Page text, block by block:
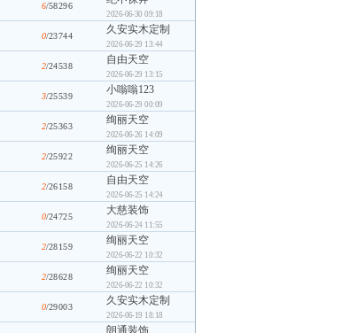
6/58296
2026-06-30 09:18
0/23744 久安实木定制
2026-06-29 13:44
2/24538 自由天空
2026-06-29 13:15
3/25539 小嗡嗡123
2026-06-29 00:09
2/25363 绚丽天空
2026-06-26 14:09
2/25922 绚丽天空
2026-06-25 14:26
2/26158 自由天空
2026-06-25 14:24
0/24725 大慈装饰
2026-06-24 11:55
2/28159 绚丽天空
2026-06-22 10:32
2/28628 绚丽天空
2026-06-22 10:32
0/29003 久安实木定制
2026-06-19 18:18
朗通装饰